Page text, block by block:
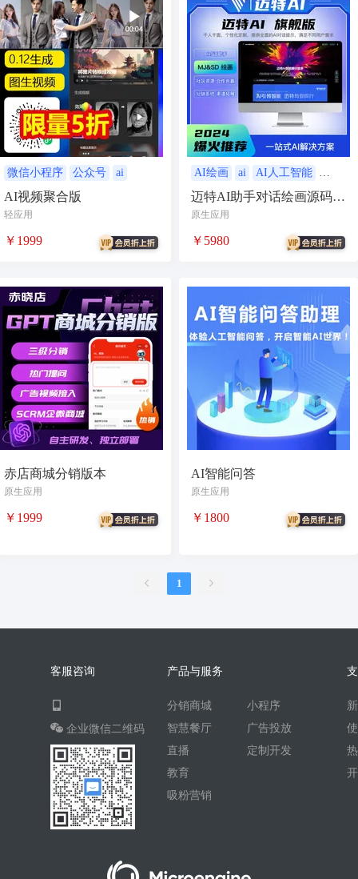
AI数字人 交互数字人
数字人大屏 AI对话数字人
运行环境 论坛 视频混剪
短剧 抖音|快手|视频号
热门短剧系统 跑腿
抖音小程序 课程
小游戏
号卡分销系统
短视频挂载 达人佣金
知识付费 旅游 营销 多端
预约 上门回收
私有部署 扫码挪车
小程序报白 餐饮 外卖平台
点餐 工具 培训
视频号分销 视频号小店
恋爱话术 同城系统
棋牌室麻将场地预约
自助无人共享智慧
ai机器人
流量主 智慧农业
农场 短视频矩阵 流量变现
矩阵管理
微信小程序 公众号 ai
AI视频聚合版
轻应用
￥1999
AI绘画 ai
AI人工智能
ai机器人
AI
迈特AI助手对话绘画源码版
saas系统
原生应用
￥5980
赤店商城分销版本
原生应用
￥1999
AI智能问答
原生应用
￥1800
1
客服咨询
企业微信二维码
产品与服务
分销商城
智慧餐厅
直播
教育
吸粉营销
小程序
广告投放
定制开发